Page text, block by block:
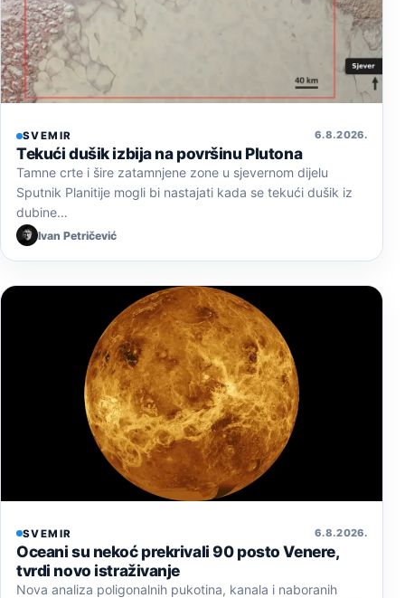
SVEMIR 6. 8. 2026.
Tekući dušik izbija na površinu Plutona
Tamne crte i šire zatamnjene zone u sjevernom dijelu
Sputnik Planitije mogli bi nastajati kada se tekući dušik iz
dubine…
Ivan Petričević
SVEMIR 6. 8. 2026.
Oceani su nekoć prekrivali 90 posto Venere,
tvrdi novo istraživanje
Nova analiza poligonalnih pukotina, kanala i naboranih